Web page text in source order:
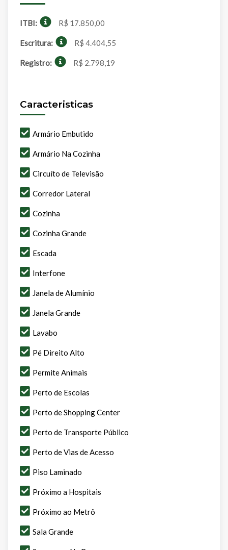
ITBI: R$ 17.850,00
Escritura: R$ 4.404,55
Registro: R$ 2.798,19
Caracteristicas
Armário Embutido
Armário Na Cozinha
Circuíto de Televisão
Corredor Lateral
Cozinha
Cozinha Grande
Escada
Interfone
Janela de Alumínio
Janela Grande
Lavabo
Pé Direito Alto
Permite Animais
Perto de Escolas
Perto de Shopping Center
Perto de Transporte Público
Perto de Vias de Acesso
Piso Laminado
Próximo a Hospitais
Próximo ao Metrô
Sala Grande